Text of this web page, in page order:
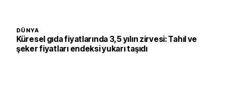
DÜNYA
Küresel gıda fiyatlarında 3,5 yılın zirvesi: Tahıl ve
şeker fiyatları endeksi yukarı taşıdı